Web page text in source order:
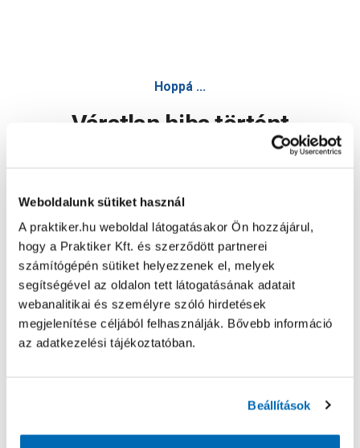
Weboldalunk sütiket használ
A praktiker.hu weboldal látogatásakor Ön hozzájárul,
hogy a Praktiker Kft. és szerződött partnerei
számítógépén sütiket helyezzenek el, melyek
segítségével az oldalon tett látogatásának adatait
webanalitikai és személyre szóló hirdetések
megjelenítése céljából felhasználják. Bővebb információ
az adatkezelési tájékoztatóban.
Beállítások
Hoppá ...
Váratlan hiba történt
Oldal újratöltése